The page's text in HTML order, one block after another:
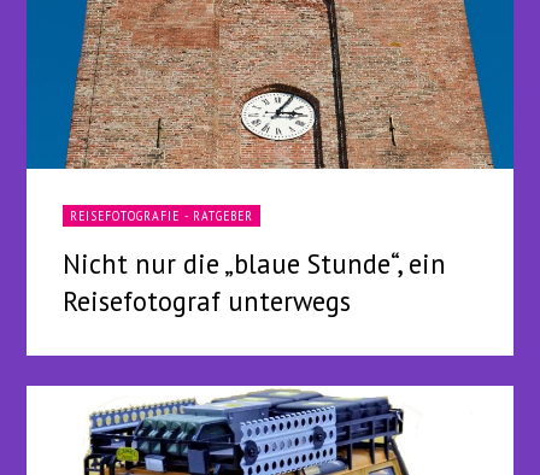
REISEFOTOGRAFIE - RATGEBER
Nicht nur die „blaue Stunde“, ein
Reisefotograf unterwegs